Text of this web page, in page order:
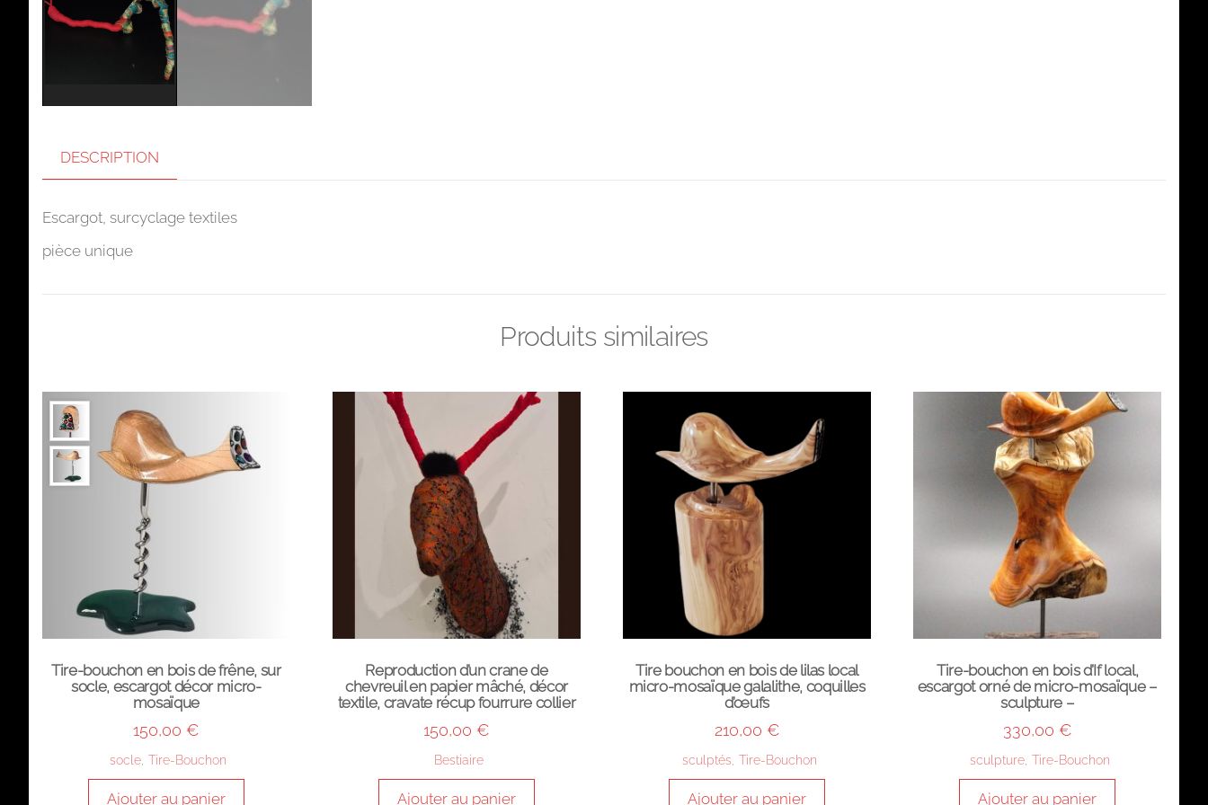
DESCRIPTION
Escargot, surcyclage textiles
pièce unique
Produits similaires
Tire-bouchon en bois de frêne, sur
socle, escargot décor micro-
mosaïque
150,00 €
socle Tire-Bouchon
Ajouter au panier
Reproduction d’un crane de
chevreuil en papier mâché, décor
textile, cravate récup fourrure collier
150,00 €
Bestiaire
Ajouter au panier
Tire bouchon en bois de lilas local
micro-mosaïque galalithe, coquilles
d’œufs
210,00 €
sculptés Tire-Bouchon
Ajouter au panier
Tire-bouchon en bois d’If local,
escargot orné de micro-mosaïque –
sculpture –
330,00 €
sculpture, Tire-Bouchon
Ajouter au panier